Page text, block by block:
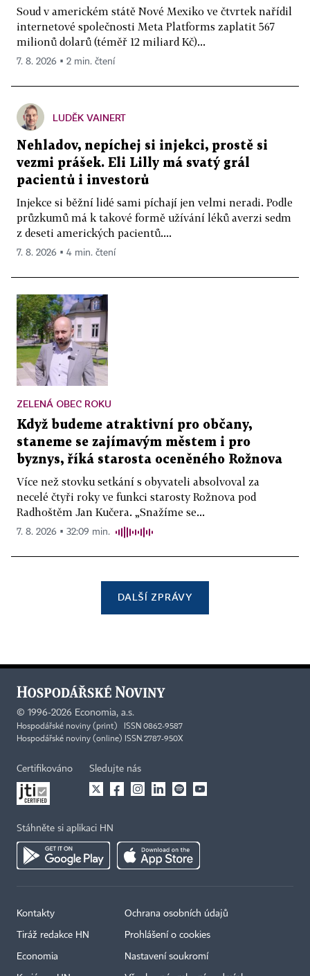
Soud v americkém státě Nové Mexiko ve čtvrtek nařídil
internetové společnosti Meta Platforms zaplatit 567
milionů dolarů (téměř 12 miliard Kč)...
7. 8. 2026 ▪ 2 min. čtení
LUDĚK VAINERT
Nehladov, nepíchej si injekci, prostě si
vezmi prášek. Eli Lilly má svatý grál
pacientů i investorů
Injekce si běžní lidé sami píchají jen velmi neradi. Podle
průzkumů má k takové formě užívání léků averzi sedm
z deseti amerických pacientů....
7. 8. 2026 ▪ 4 min. čtení
ZELENÁ OBEC ROKU
Když budeme atraktivní pro občany,
staneme se zajímavým městem i pro
byznys, říká starosta oceněného Rožnova
Více než stovku setkání s obyvateli absolvoval za
necelé čtyři roky ve funkci starosty Rožnova pod
Radhoštěm Jan Kučera. „Snažíme se...
7. 8. 2026 ▪ 32:09 min.
DALŠÍ ZPRÁVY
© 1996-2026 Economia, a.s.
Hospodářské noviny (print) ISSN 0862-9587
Hospodářské noviny (online) ISSN 2787-950X
Certifikováno Sledujte nás
Stáhněte si aplikaci HN
Kontakty
Tiráž redakce HN
Economia
Ochrana osobních údajů
Prohlášení o cookies
Nastavení soukromí